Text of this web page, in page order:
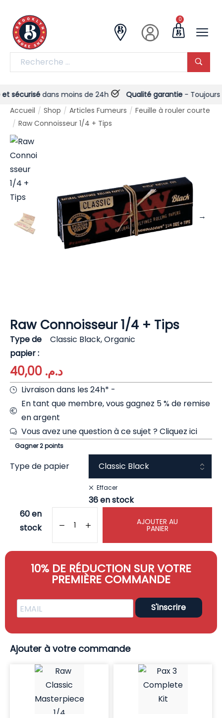
0
dans moins de 24h Qualité garantie- Toujours !
Accueil / Shop / Articles Fumeurs / Feuille à rouler courte
/ Raw Connoisseur 1/4 + Tips
Raw Connoisseur 1/4 + Tips
Type de
papier
Classic Black, Organic
د.م.
Livraison dans les 24h* -
En tant que membre, vous gagnez 5 % de remise
en argent
Vous avez une question à ce sujet ?Cliquez ici
Gagner 2 points
Type de papier
Effacer
36 en stock
60 en
stock
AJOUTER AU
PANIER
10% DE RÉDUCTION SUR VOTRE
PREMIÈRE COMMANDE
S'inscrire
Ajouter à votre commande